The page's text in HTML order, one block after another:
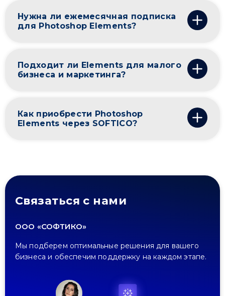
Нужна ли ежемесячная подписка
для Photoshop Elements?
Подходит ли Elements для малого
бизнеса и маркетинга?
Как приобрести Photoshop
Elements через SOFTICO?
Связаться с нами
ООО «СОФТИКО»
Мы подберем оптимальные решения для вашего
бизнеса и обеспечим поддержку на каждом этапе.